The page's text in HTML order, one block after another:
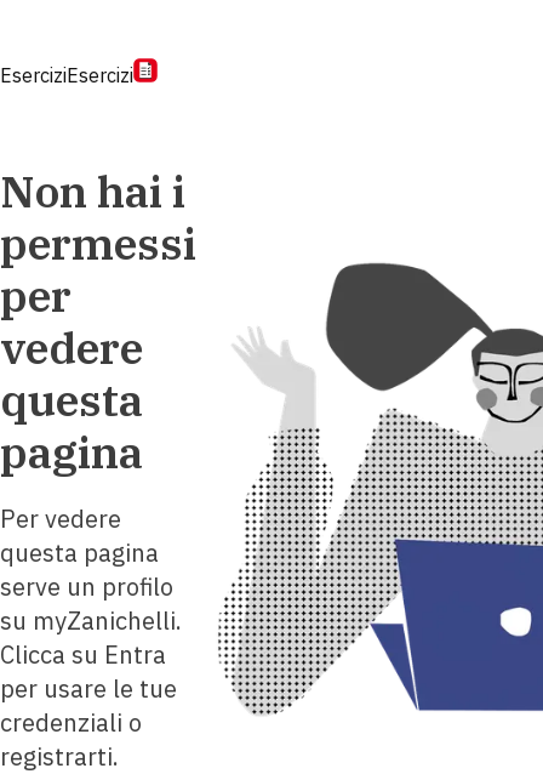
EserciziEsercizi
Non hai i
permessi
per
vedere
questa
pagina
Per vedere
questa pagina
serve un profilo
su myZanichelli.
Clicca su Entra
per usare le tue
credenziali o
registrarti.